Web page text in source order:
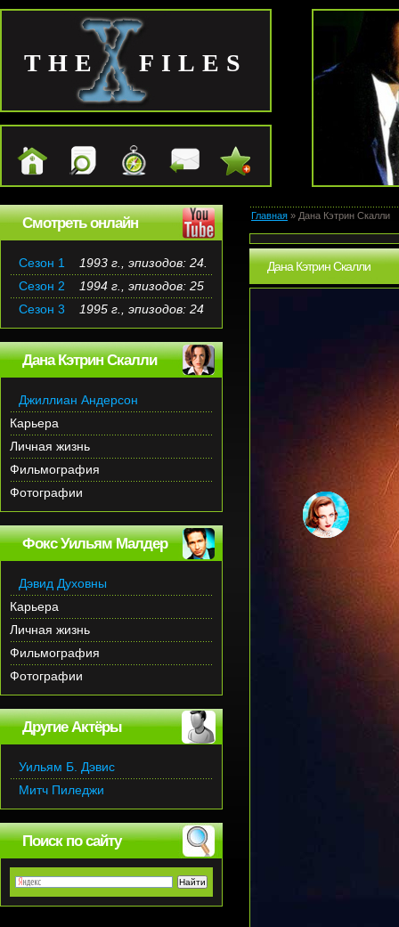
THE FILES
Главная » Дана Кэтрин Скалли
Дана Кэтрин Скалли
Смотреть онлайн
Сезон 1
1993 г., эпизодов: 24.
Сезон 2
1994 г., эпизодов: 25
Сезон 3
1995 г., эпизодов: 24
Дана Кэтрин Скалли
Джиллиан Андерсон
Карьера
Личная жизнь
Фильмография
Фотографии
Фокс Уильям Малдер
Дэвид Духовны
Карьера
Личная жизнь
Фильмография
Фотографии
Другие Актёры
Уильям Б. Дэвис
Митч Пиледжи
Поиск по сайту